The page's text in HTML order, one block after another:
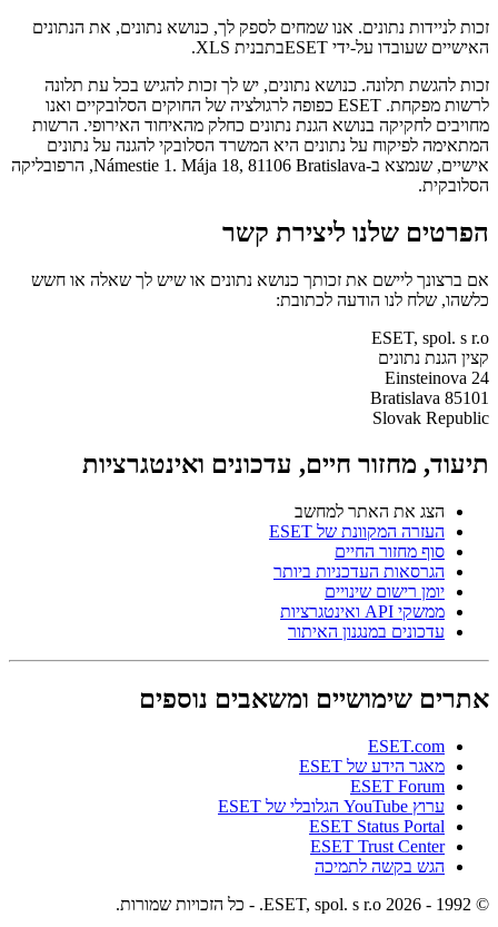
זכות לניידות נתונים. אנו שמחים לספק לך, כנושא נתונים, את הנתונים
האישיים שעובדו על-ידי ESETבתבנית XLS.
זכות להגשת תלונה. כנושא נתונים, יש לך זכות להגיש בכל עת תלונה
לרשות מפקחת. ESET כפופה לרגולציה של החוקים הסלובקיים ואנו
מחויבים לחקיקה בנושא הגנת נתונים כחלק מהאיחוד האירופי. הרשות
המתאימה לפיקוח על נתונים היא המשרד הסלובקי להגנה על נתונים
אישיים, שנמצא ב-Námestie 1. Mája 18, 81106 Bratislava, הרפובליקה
הסלובקית.
הפרטים שלנו ליצירת קשר
אם ברצונך ליישם את זכותך כנושא נתונים או שיש לך שאלה או חשש
כלשהו, שלח לנו הודעה לכתובת:
ESET, spol. s r.o
קצין הגנת נתונים
Einsteinova 24
85101 Bratislava
Slovak Republic
תיעוד, מחזור חיים, עדכונים ואינטגרציות
הצג את האתר למחשב
העזרה המקוונת של ESET
סוף מחזור החיים
הגרסאות העדכניות ביותר
יומן רישום שינויים
ממשקי API ואינטגרציות
עדכונים במנגנון האיתור
אתרים שימושיים ומשאבים נוספים
ESET.com
מאגר הידע של ESET
ESET Forum
ערוץ YouTube הגלובלי של ESET
ESET Status Portal
ESET Trust Center
הגש בקשה לתמיכה
© 1992 - 2026 ESET, spol. s r.o. - כל הזכויות שמורות.